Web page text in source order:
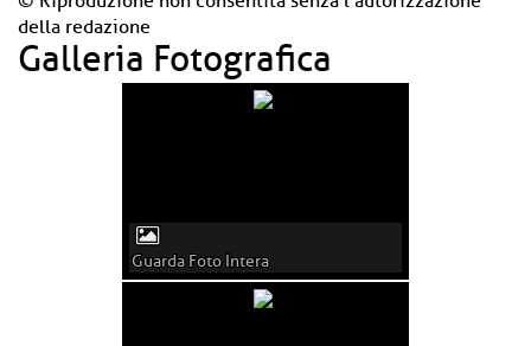
della redazione
Galleria Fotografica
Guarda Foto Intera